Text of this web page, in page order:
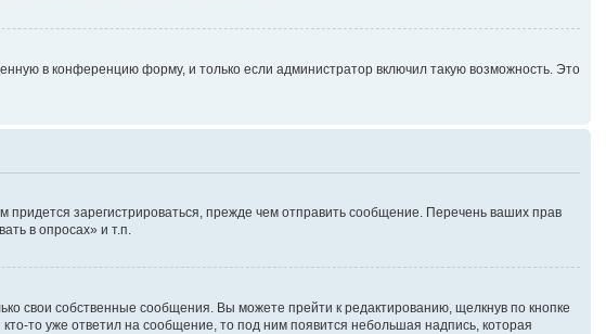
в конференцию форму, и только если администратор включил такую возможность. Это
зарегистрироваться, прежде чем отправить сообщение. Перечень ваших прав
в опросах» и т.п.
свои собственные сообщения. Вы можете прейти к редактированию, щелкнув по кнопке
то уже ответил на сообщение, то под ним появится небольшая надпись, которая